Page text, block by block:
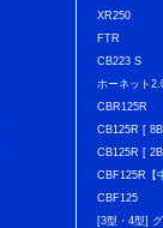
XR250
FTR
CB223 S
ホーネット
CBR125R
CB125R [
CB125R [
CBF125R【
CBF125
[3型・4型]